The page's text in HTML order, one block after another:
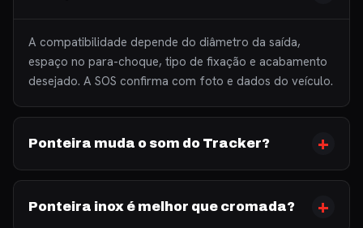
A compatibilidade depende do diâmetro da saída,
espaço no para-choque, tipo de fixação e acabamento
desejado. A SOS confirma com foto e dados do veículo.
Ponteira muda o som do Tracker?
Ponteira inox é melhor que cromada?